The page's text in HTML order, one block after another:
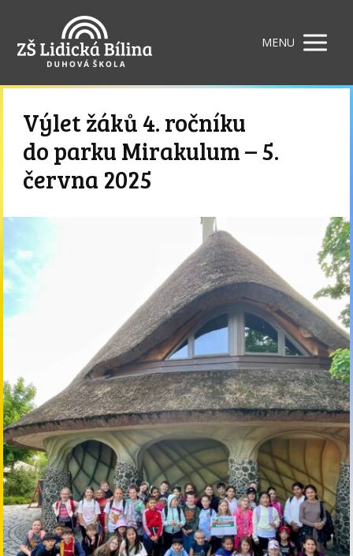
MENU
Výlet žáků 4. ročníku
do parku Mirakulum – 5.
června 2025